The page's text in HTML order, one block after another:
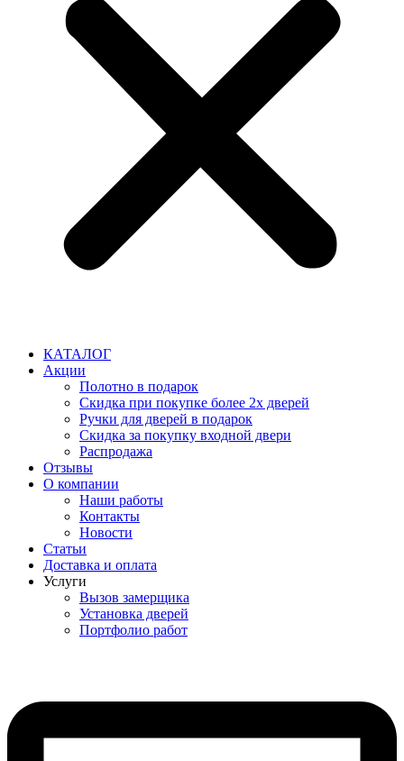
КАТАЛОГ
Акции
Полотно в подарок
Скидка при покупке более 2х дверей
Ручки для дверей в подарок
Скидка за покупку входной двери
Распродажа
Отзывы
О компании
Наши работы
Контакты
Новости
Статьи
Доставка и оплата
Услуги
Вызов замерщика
Установка дверей
Портфолио работ